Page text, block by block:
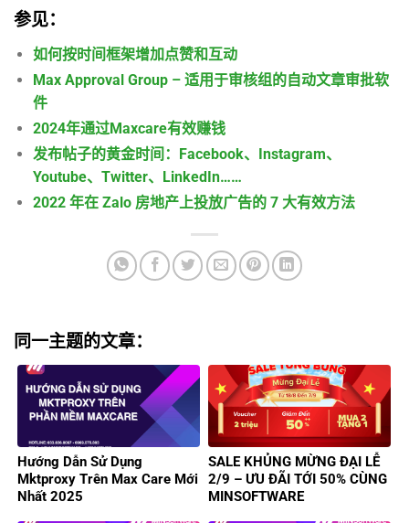
参见：
如何按时间框架增加点赞和互动
Max Approval Group – 适用于审核组的自动文章审批软
件
2024年通过Maxcare有效赚钱
发布帖子的黄金时间：Facebook、Instagram、
Youtube、Twitter、LinkedIn……
2022 年在 Zalo 房地产上投放广告的 7 大有效方法
同一主题的文章：
Hướng Dẫn Sử Dụng
Mktproxy Trên Max Care Mới
Nhất 2025
SALE KHỦNG MỪNG ĐẠI LỄ
2/9 – ƯU ĐÃI TỚI 50% CÙNG
MINSOFTWARE